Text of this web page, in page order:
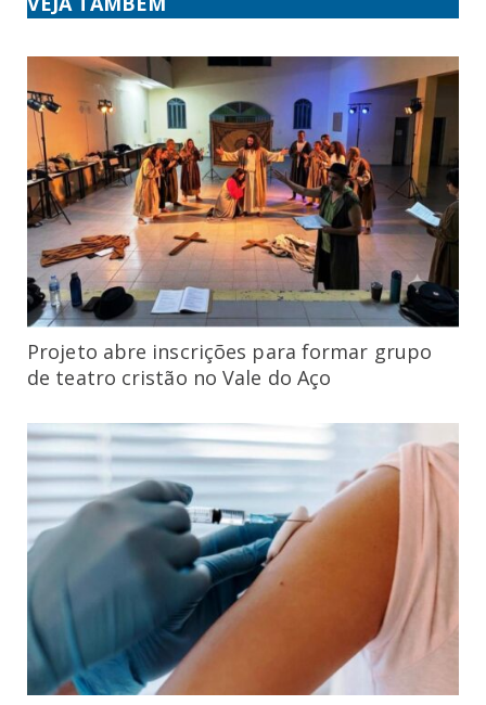
Projeto abre inscrições para formar grupo
de teatro cristão no Vale do Aço